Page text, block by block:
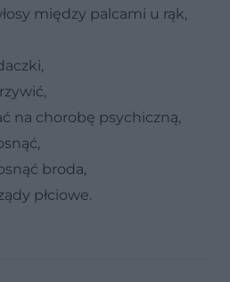
między palcami u rąk,
na chorobę psychiczną,
broda,
płciowe.